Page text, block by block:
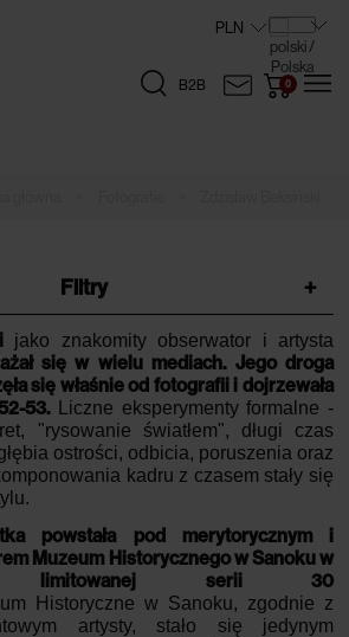
B2B
Filtry +
jako znakomity obserwator i artysta
się w wielu mediach. Jego droga
się właśnie od fotografii i dojrzewała
53.Liczne eksperymenty formalne -
"rysowanie światłem", długi czas
ostrości, odbicia, poruszenia oraz
kadru z czasem stały się
powstała pod merytorycznym i
Muzeum Historycznego w Sanoku w
limitowanej serii 30
Historyczne w Sanoku, zgodnie z
artysty, stało się jedynym